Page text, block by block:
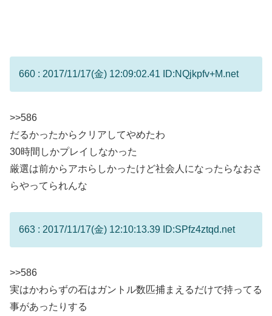
660 : 2017/11/17(金) 12:09:02.41 ID:NQjkpfv+M.net
>>586
だるかったからクリアしてやめたわ
30時間しかプレイしなかった
厳選は前からアホらしかったけど社会人になったらなおさ
らやってられんな
663 : 2017/11/17(金) 12:10:13.39 ID:SPfz4ztqd.net
>>586
実はかわらずの石はガントル数匹捕まえるだけで持ってる
事があったりする